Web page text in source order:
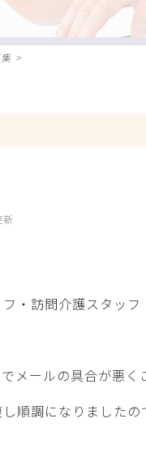
>
・訪問介護スタッ
メールの具合が悪く
順調になりましたの